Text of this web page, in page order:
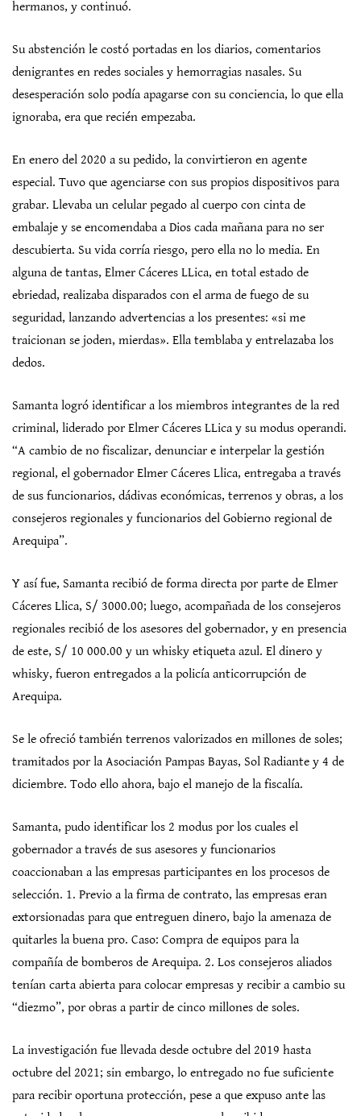
hermanos, y continuó.
Su abstención le costó portadas en los diarios, comentarios
denigrantes en redes sociales y hemorragias nasales. Su
desesperación solo podía apagarse con su conciencia, lo que ella
ignoraba, era que recién empezaba.
En enero del 2020 a su pedido, la convirtieron en agente
especial. Tuvo que agenciarse con sus propios dispositivos para
grabar. Llevaba un celular pegado al cuerpo con cinta de
embalaje y se encomendaba a Dios cada mañana para no ser
descubierta. Su vida corría riesgo, pero ella no lo media. En
alguna de tantas, Elmer Cáceres LLica, en total estado de
ebriedad, realizaba disparados con el arma de fuego de su
seguridad, lanzando advertencias a los presentes: «si me
traicionan se joden, mierdas». Ella temblaba y entrelazaba los
dedos.
Samanta logró identificar a los miembros integrantes de la red
criminal, liderado por Elmer Cáceres LLica y su modus operandi.
“A cambio de no fiscalizar, denunciar e interpelar la gestión
regional, el gobernador Elmer Cáceres Llica, entregaba a través
de sus funcionarios, dádivas económicas, terrenos y obras, a los
consejeros regionales y funcionarios del Gobierno regional de
Arequipa”.
Y así fue, Samanta recibió de forma directa por parte de Elmer
Cáceres Llica, S/ 3000.00; luego, acompañada de los consejeros
regionales recibió de los asesores del gobernador, y en presencia
de este, S/ 10 000.00 y un whisky etiqueta azul. El dinero y
whisky, fueron entregados a la policía anticorrupción de
Arequipa.
Se le ofreció también terrenos valorizados en millones de soles;
tramitados por la Asociación Pampas Bayas, Sol Radiante y 4 de
diciembre. Todo ello ahora, bajo el manejo de la fiscalía.
Samanta, pudo identificar los 2 modus por los cuales el
gobernador a través de sus asesores y funcionarios
coaccionaban a las empresas participantes en los procesos de
selección. 1. Previo a la firma de contrato, las empresas eran
extorsionadas para que entreguen dinero, bajo la amenaza de
quitarles la buena pro. Caso: Compra de equipos para la
compañía de bomberos de Arequipa. 2. Los consejeros aliados
tenían carta abierta para colocar empresas y recibir a cambio su
“diezmo”, por obras a partir de cinco millones de soles.
La investigación fue llevada desde octubre del 2019 hasta
octubre del 2021; sin embargo, lo entregado no fue suficiente
para recibir oportuna protección, pese a que expuso ante las